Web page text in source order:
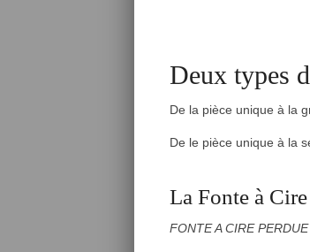
Deux types
De la pièce unique à la
De le pièce unique à la
La Fonte à
FONTE A CIRE